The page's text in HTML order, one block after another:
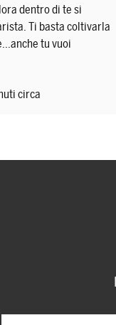
dentro di te si
Ti basta coltivarla
tu vuoi
circa